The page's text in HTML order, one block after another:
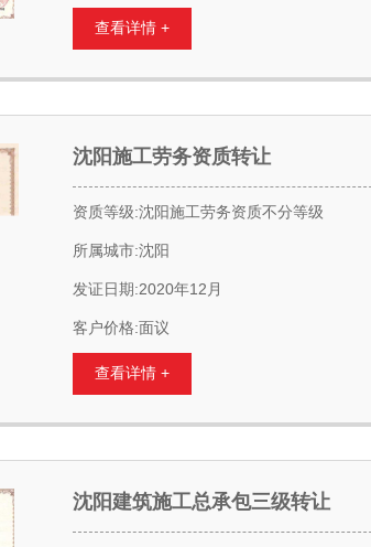
查看详情 +
沈阳施工劳务资质转让
资质等级:沈阳施工劳务资质不分等级
所属城市:沈阳
发证日期:2020年12月
客户价格:面议
查看详情 +
沈阳建筑施工总承包三级转让